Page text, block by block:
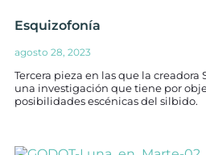
Esquizofonía
agosto 28, 2023
Tercera pieza en las que la
una investigación que tiene por
posibilidades escénicas del silbido.